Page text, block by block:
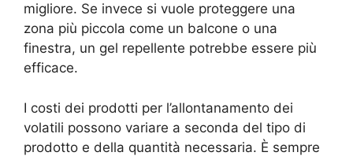
migliore. Se invece si vuole proteggere una
zona più piccola come un balcone o una
finestra, un gel repellente potrebbe essere più
efficace.
I costi dei prodotti per l’allontanamento dei
volatili possono variare a seconda del tipo di
prodotto e della quantità necessaria. È sempre